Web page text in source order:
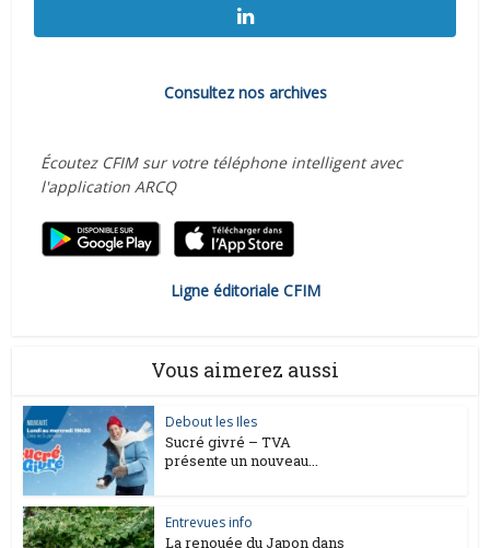
Consultez nos archives
Écoutez CFIM sur votre téléphone intelligent avec
l'application ARCQ
Ligne éditoriale CFIM
Vous aimerez aussi
Debout les Iles
Sucré givré – TVA
présente un nouveau...
Entrevues info
La renouée du Japon dans